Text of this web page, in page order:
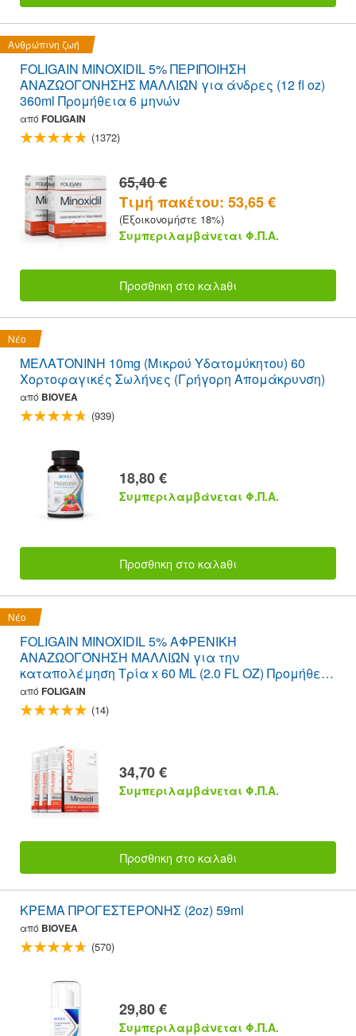
Ανθρώπινη ζωή
FOLIGAIN MINOXIDIL 5% ΠΕΡΙΠΟΙΗΣΗ
ΑΝΑΖΩΟΓΌΝΗΣΗΣ ΜΑΛΛΙΏΝ για άνδρες (12 fl oz)
360ml Προμήθεια 6 μηνών
από FOLIGAIN
(1372)
65,40 €
Τιμή πακέτου: 53,65 €
(Εξοικονομήστε 18%)
Συμπεριλαμβάνεται Φ.Π.Α.
Προσθnκη στο καλaθι
Νέο
ΜΕΛΑΤΟΝΙΝΗ 10mg (Μικρού Υδατομύκητου) 60
Χορτοφαγικές Σωλήνες (Γρήγορη Απομάκρυνση)
από BIOVEA
(939)
18,80 €
Συμπεριλαμβάνεται Φ.Π.Α.
Προσθnκη στο καλaθι
Νέο
FOLIGAIN MINOXIDIL 5% ΑΦΡΕΝΙΚΉ
ΑΝΑΖΩΟΓΌΝΗΣΗ ΜΑΛΛΙΏΝ για την
καταπολέμηση Τρία x 60 ML (2.0 FL OZ) Προμήθεια
φιάλης 3 ετών
από FOLIGAIN
(14)
34,70 €
Συμπεριλαμβάνεται Φ.Π.Α.
Προσθnκη στο καλaθι
ΚΡΕΜΑ ΠΡΟΓΕΣΤΕΡΟΝΗΣ (2oz) 59ml
από BIOVEA
(570)
29,80 €
Συμπεριλαμβάνεται Φ.Π.Α.